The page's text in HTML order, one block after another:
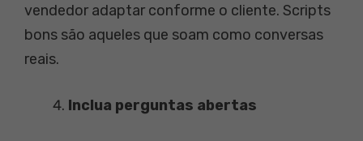
vendedor adaptar conforme o cliente. Scripts
bons são aqueles que soam como conversas
reais.
Inclua perguntas abertas